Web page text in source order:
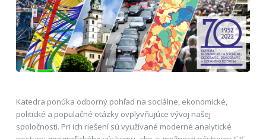
Katedra ponúka odborný pohľad na sociálne, ekonomické,
politické a populačné otázky ovplyvňujúce vývoj našej
spoločnosti. Pri ich riešení sú využívané moderné analytické